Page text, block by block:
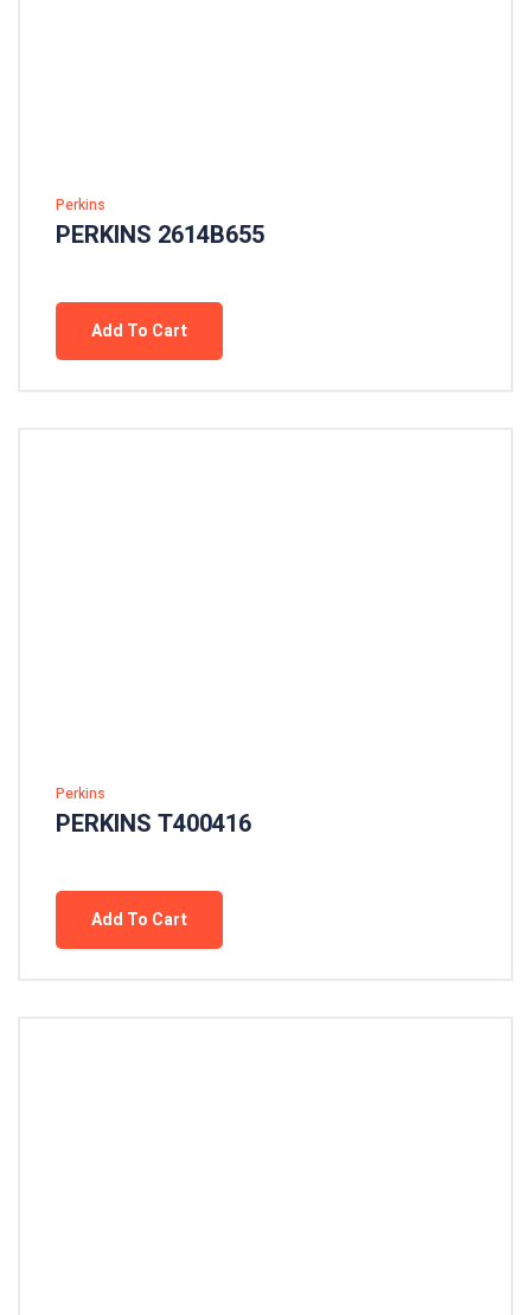
Perkins
PERKINS 2614B655
Add To Cart
Perkins
PERKINS T400416
Add To Cart